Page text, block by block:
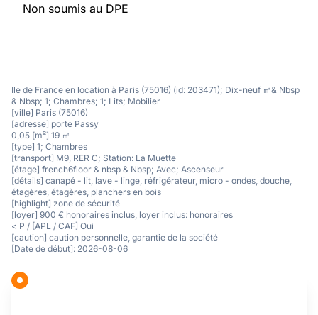
Non soumis au DPE
Ile de France en location à Paris (75016) (id: 203471); Dix-neuf ㎡& Nbsp
& Nbsp; 1; Chambres; 1; Lits; Mobilier
[ville] Paris (75016)
[adresse] porte Passy
0,05 [m²] 19 ㎡
[type] 1; Chambres
[transport] M9, RER C; Station: La Muette
[étage] french6floor & nbsp & Nbsp; Avec; Ascenseur
[détails] canapé - lit, lave - linge, réfrigérateur, micro - ondes, douche,
étagères, étagères, planchers en bois
[highlight] zone de sécurité
[loyer] 900 € honoraires inclus, loyer inclus: honoraires
< P / [APL / CAF] Oui
[caution] caution personnelle, garantie de la société
[Date de début]: 2026-08-06